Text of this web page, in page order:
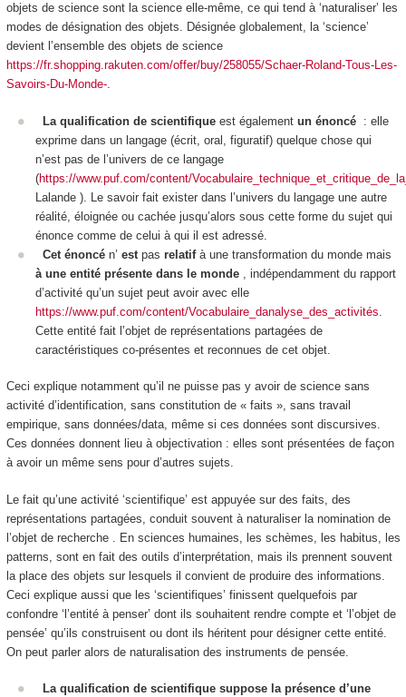
objets de science sont la science elle-même, ce qui tend à ‘naturaliser’ les
modes de désignation des objets. Désignée globalement, la ‘science’
devient l’ensemble des objets de science
https://fr.shopping.rakuten.com/offer/buy/258055/Schaer-Roland-Tous-Les-
Savoirs-Du-Monde-.
La qualification de scientifique est également un énoncé : elle
exprime dans un langage (écrit, oral, figuratif) quelque chose qui
n’est pas de l’univers de ce langage
(https://www.puf.com/content/
Lalande ). Le savoir fait exister dans l’univers du langage une autre
réalité, éloignée ou cachée jusqu’alors sous cette forme du sujet qui
énonce comme de celui à qui il est adressé.
Cet énoncé n’ est pas relatif à une transformation du monde mais
à une entité présente dans le monde
, indépendamment du rapport
d’activité qu’un sujet peut avoir avec elle
https://www.puf.com/content/Vocabulaire_danalyse_des_activités
Cette entité fait l’objet de représentations partagées de
caractéristiques co-présentes et reconnues de cet objet
Ceci explique notamment qu’il ne puisse pas y avoir de science sans
activité d’identification, sans constitution de « faits », sans travail
empirique, sans données/data, même si ces données sont discursives.
Ces données donnent lieu à objectivation: elles sont présentées de façon
à avoir un même sens pour d’autres sujets.
Le fait qu’une activité ‘scientifique’ est appuyée sur des faits, des
représentations partagées, conduit souvent à naturaliserla nomination de
l’objet de recherche . En sciences humaines, les schèmes, les habitus, les
patterns, sont en fait des outils d’interprétation, mais ils prennent souvent
la place des objets sur lesquels il convient de produire des informations.
Ceci explique aussi que les ‘scientifiques’ finissent quelquefois par
confondre ‘l’entité à penser’ dont ils souhaitent rendre compte et ‘l’objet de
pensée’ qu’ils construisent ou dont ils héritent pour désigner cette entité.
On peut parler alors de naturalisation des instruments de pensée.
La qualification de scientifique suppose la présence d’une